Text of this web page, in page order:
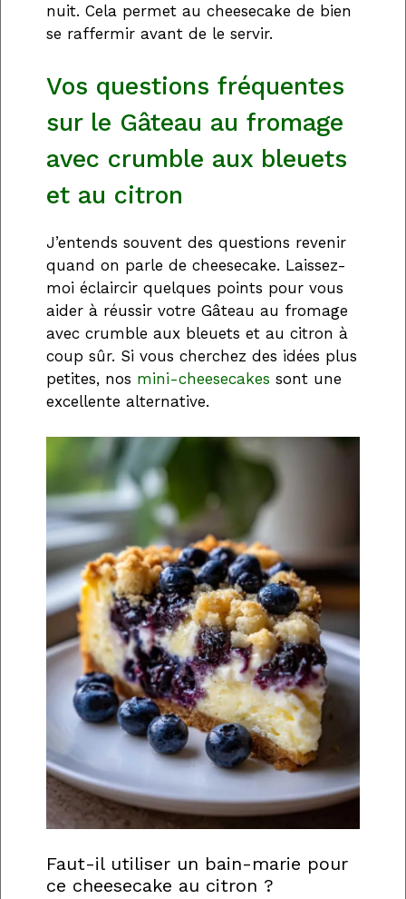
nuit. Cela permet au cheesecake de bien
se raffermir avant de le servir.
Vos questions fréquentes
sur le Gâteau au fromage
avec crumble aux bleuets
et au citron
J’entends souvent des questions revenir
quand on parle de cheesecake. Laissez-
moi éclaircir quelques points pour vous
aider à réussir votre Gâteau au fromage
avec crumble aux bleuets et au citron à
coup sûr. Si vous cherchez des idées plus
petites, nos mini-cheesecakes sont une
excellente alternative.
Faut-il utiliser un bain-marie pour
ce cheesecake au citron ?